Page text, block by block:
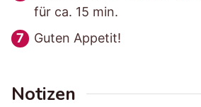
für ca. 15 min.
Guten Appetit!
Notizen